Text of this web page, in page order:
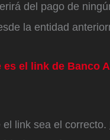
del pago de
la entidad
es el link de Banco
el link sea el correcto.